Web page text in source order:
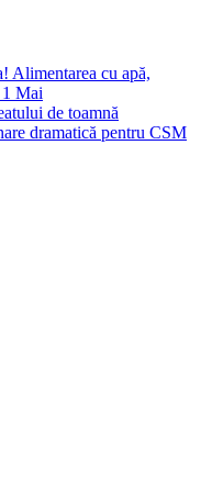
Alimentarea cu apă,
1 Mai
de toamnă
dramatică pentru CSM